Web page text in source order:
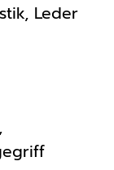
Leder